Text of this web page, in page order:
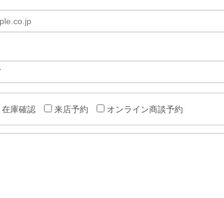
在庫確認 来店予約 オンライン商談予約